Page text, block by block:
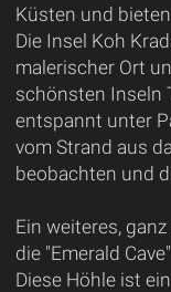
Küsten und
Die Insel Koh
malerischer Ort
schönsten Inseln
entspannt unter
vom Strand aus
beobachten und
Ein weiteres,
die "Emerald
Diese Höhle ist